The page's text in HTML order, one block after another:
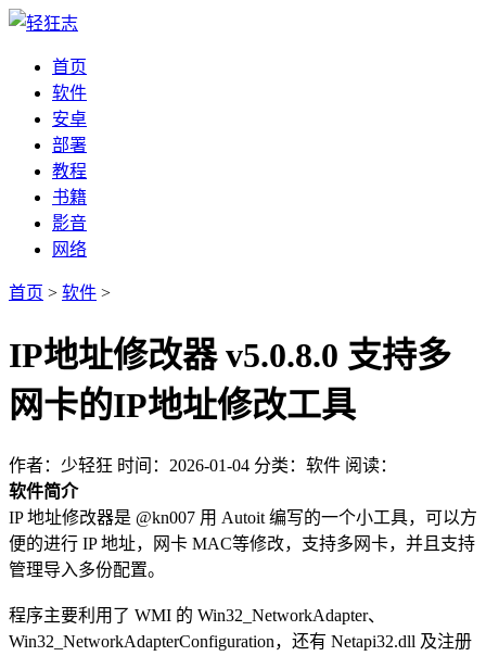
首页
软件
安卓
部署
教程
书籍
影音
网络
首页 > 软件 >
IP地址修改器 v5.0.8.0 支持多
网卡的IP地址修改工具
作者：少轻狂 时间：2026-01-04 分类：软件 阅读：
软件简介
IP 地址修改器是 @kn007 用 Autoit 编写的一个小工具，可以方
便的进行 IP 地址，网卡 MAC等修改，支持多网卡，并且支持
管理导入多份配置。
程序主要利用了 WMI 的 Win32_NetworkAdapter、
Win32_NetworkAdapterConfiguration，还有 Netapi32.dll 及注册